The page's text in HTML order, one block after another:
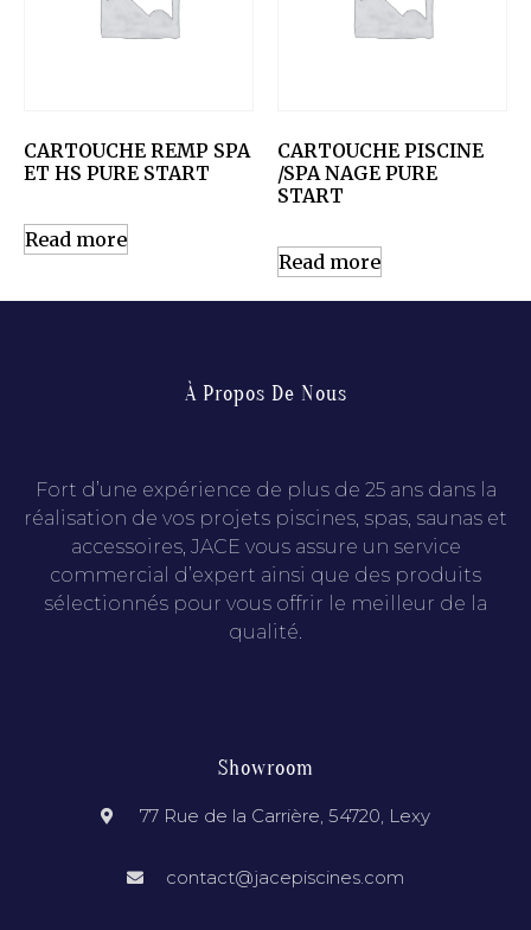
CARTOUCHE REMP SPA
ET HS PURE START
Read more
CARTOUCHE PISCINE
/SPA NAGE PURE
START
Read more
À Propos De Nous
Fort d’une expérience de plus de 25 ans dans la
réalisation de vos projets piscines, spas, saunas et
accessoires, JACE vous assure un service
commercial d’expert ainsi que des produits
sélectionnés pour vous offrir le meilleur de la
qualité.
Showroom
77 Rue de la Carrière, 54720, Lexy
contact@jacepiscines.com